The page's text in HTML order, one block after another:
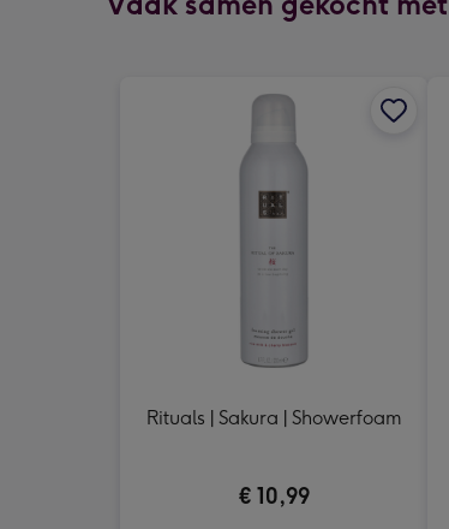
Rituals | Sakura | Showerfoam
€ 10,99